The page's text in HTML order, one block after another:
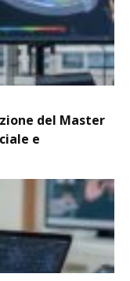
del Master
e